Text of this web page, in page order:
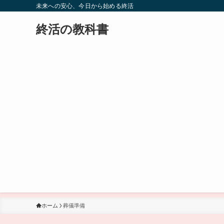
未来への安心、今日から始める終活
終活の教科書
ホーム 葬儀準備